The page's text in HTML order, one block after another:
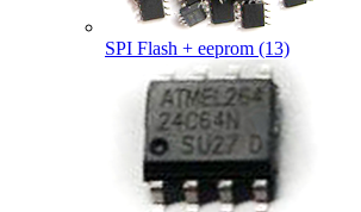
SPI Flash + eeprom (13)